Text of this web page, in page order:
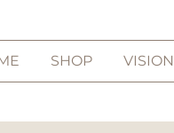
SHOP VISION